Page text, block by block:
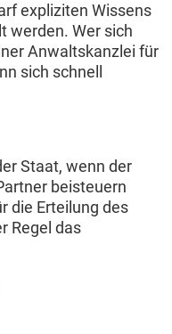
expliziten Wissens
werden. Wer sich
Anwaltskanzlei für
sich schnell
Staat, wenn der
beisteuern
die Erteilung des
Regel das